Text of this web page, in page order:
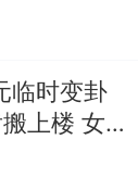
临时变卦
上楼 女